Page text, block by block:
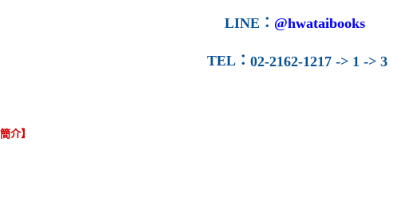
LINE ： @hwataibooks
TEL： 02-2162-1217 -> 1 -> 3
介】